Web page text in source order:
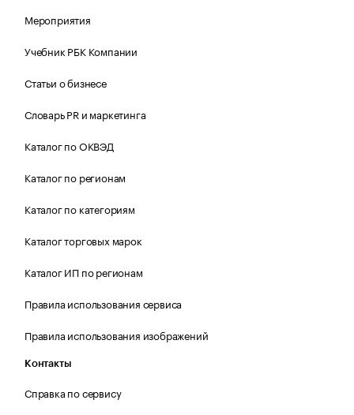
Мероприятия
Учебник РБК Компании
Статьи о бизнесе
Словарь PR и маркетинга
Каталог по ОКВЭД
Каталог по регионам
Каталог по категориям
Каталог торговых марок
Каталог ИП по регионам
Правила использования сервиса
Правила использования изображений
Контакты
Справка по сервису